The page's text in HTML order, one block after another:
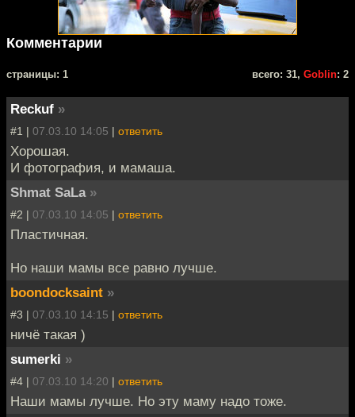
Комментарии
cтраницы: 1 всего: 31, Goblin: 2
Reckuf »
#1 | 07.03.10 14:05 | ответить
Хорошая.
И фотография, и мамаша.
Shmat SaLa »
#2 | 07.03.10 14:05 | ответить
Пластичная.
Но наши мамы все равно лучше.
boondocksaint »
#3 | 07.03.10 14:15 | ответить
ничё такая )
sumerki »
#4 | 07.03.10 14:20 | ответить
Наши мамы лучше. Но эту маму надо тоже.